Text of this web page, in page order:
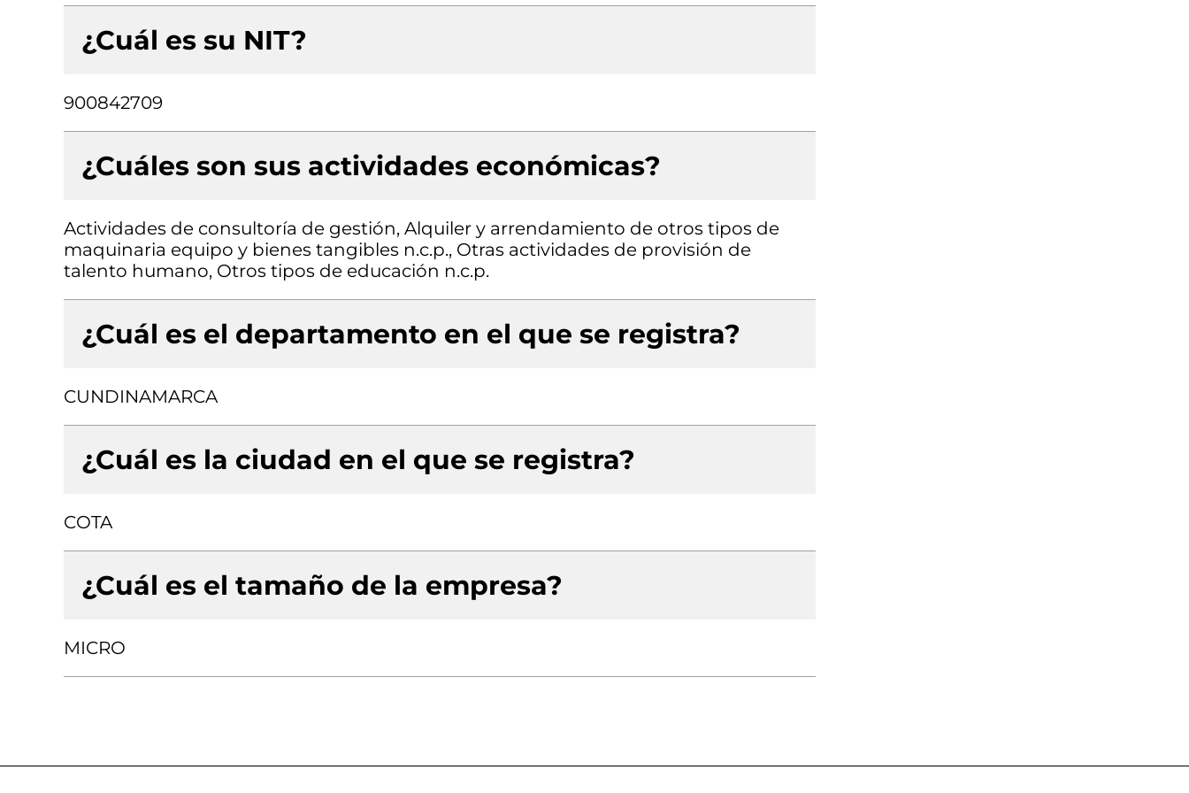
¿Cuál es su NIT?
900842709
¿Cuáles son sus actividades económicas?
Actividades de consultoría de gestión, Alquiler y arrendamiento de otros tipos de
maquinaria equipo y bienes tangibles n.c.p., Otras actividades de provisión de
talento humano, Otros tipos de educación n.c.p.
¿Cuál es el departamento en el que se registra?
CUNDINAMARCA
¿Cuál es la ciudad en el que se registra?
COTA
¿Cuál es el tamaño de la empresa?
MICRO